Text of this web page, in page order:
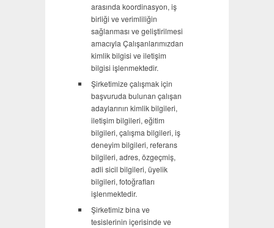
arasında koordinasyon, iş
birliği ve verimliliğin
sağlanması ve geliştirilmesi
amacıyla Çalışanlarımızdan
kimlik bilgisi ve iletişim
bilgisi işlenmektedir.
Şirketimize çalışmak için
başvuruda bulunan çalışan
adaylarının kimlik bilgileri,
iletişim bilgileri, eğitim
bilgileri, çalışma bilgileri, iş
deneyim bilgileri, referans
bilgileri, adres, özgeçmiş,
adli sicil bilgileri, üyelik
bilgileri, fotoğrafları
işlenmektedir.
Şirketimiz bina ve
tesislerinin içerisinde ve